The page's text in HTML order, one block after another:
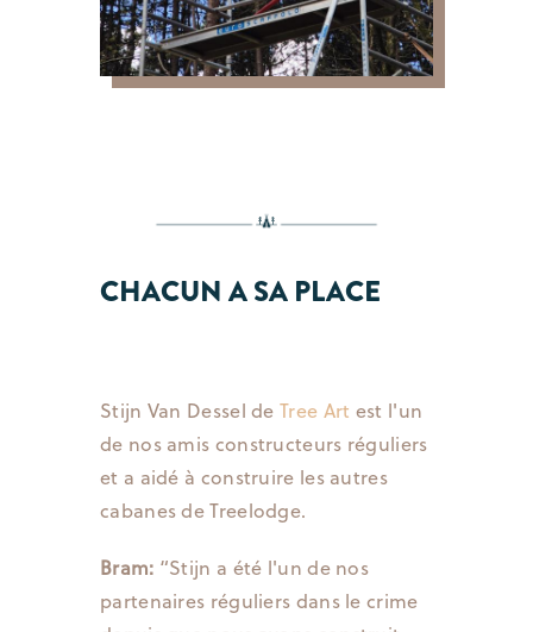
CHACUN A SA PLACE
Stijn Van Dessel deTree Art est l'un
de nos amis constructeurs réguliers
et a aidé à construire les autres
cabanes de Treelodge.
Bram: “Stijn a été l'un de nos
partenaires réguliers dans le crime